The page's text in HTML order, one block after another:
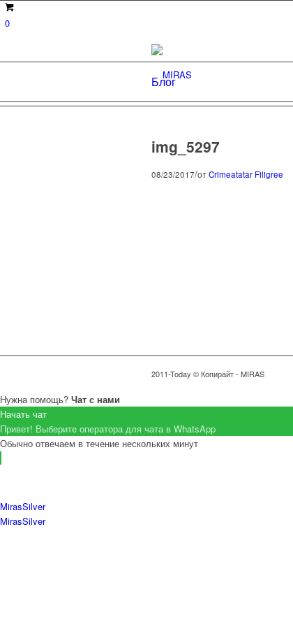
0
Блог
img_5297
08/23/2017/отCrimeatatar Filigree
2011-Today © Копирайт - MIRAS
Нужна помощь? Чат с нами
Начать чат
Привет! Выберите оператора для чата в WhatsApp
Обычно отвечаем в течение нескольких минут
MirasSilver
MirasSilver